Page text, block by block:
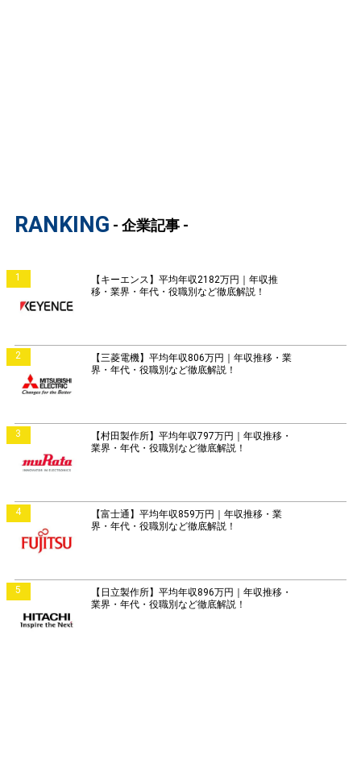
RANKING - 企業記事 -
1
【キーエンス】平均年収2182万円｜年収推
移・業界・年代・役職別など徹底解説！
2
【三菱電機】平均年収806万円｜年収推移・業
界・年代・役職別など徹底解説！
3
【村田製作所】平均年収797万円｜年収推移・
業界・年代・役職別など徹底解説！
4
【富士通】平均年収859万円｜年収推移・業
界・年代・役職別など徹底解説！
5
【日立製作所】平均年収896万円｜年収推移・
業界・年代・役職別など徹底解説！